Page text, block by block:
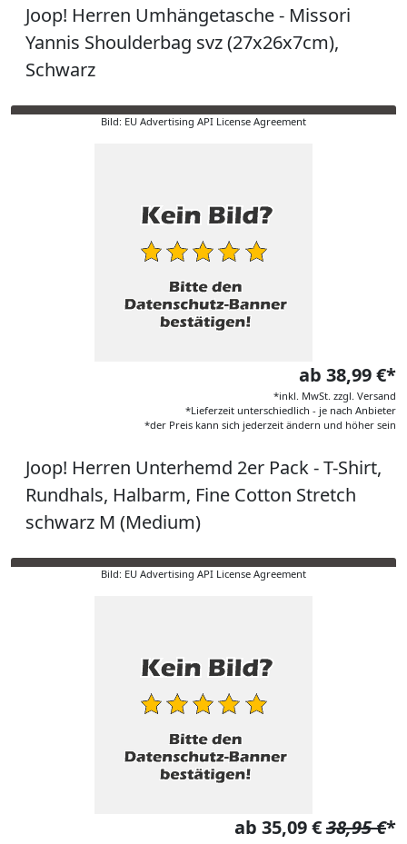
Joop! Herren Umhängetasche - Missori
Yannis Shoulderbag svz (27x26x7cm),
Schwarz
Bild: EU Advertising API License Agreement
ab 38,99 €*
*inkl. MwSt. zzgl. Versand
*Lieferzeit unterschiedlich - je nach Anbieter
*der Preis kann sich jederzeit ändern und höher sein
Joop! Herren Unterhemd 2er Pack - T-Shirt,
Rundhals, Halbarm, Fine Cotton Stretch
schwarz M (Medium)
Bild: EU Advertising API License Agreement
ab 35,09 €38,95 €*